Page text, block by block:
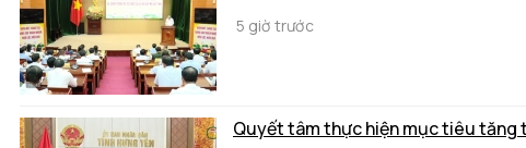
5 giờ trước
Quyết tâm thực hiện mục tiêu tăng